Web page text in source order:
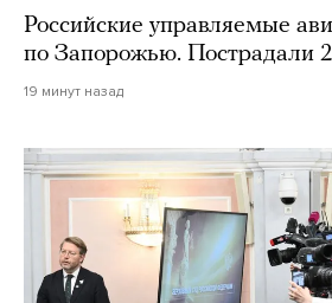
Российские управляемые
по Запорожью. Пострадали
19 минут назад